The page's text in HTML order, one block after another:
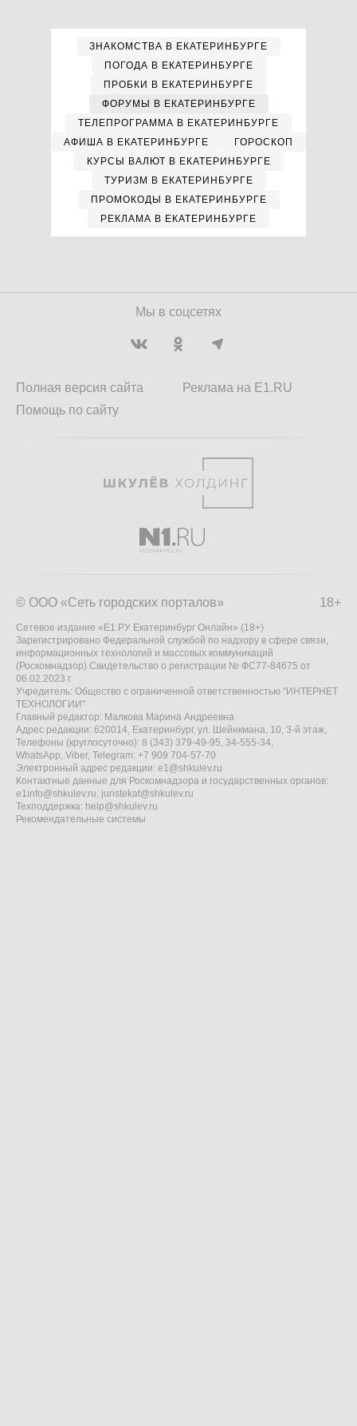
ЗНАКОМСТВА В ЕКАТЕРИНБУРГЕ
ПОГОДА В ЕКАТЕРИНБУРГЕ
ПРОБКИ В ЕКАТЕРИНБУРГЕ
ФОРУМЫ В ЕКАТЕРИНБУРГЕ
ТЕЛЕПРОГРАММА В ЕКАТЕРИНБУРГЕ
АФИША В ЕКАТЕРИНБУРГЕ
ГОРОСКОП
КУРСЫ ВАЛЮТ В ЕКАТЕРИНБУРГЕ
ТУРИЗМ В ЕКАТЕРИНБУРГЕ
ПРОМОКОДЫ В ЕКАТЕРИНБУРГЕ
РЕКЛАМА В ЕКАТЕРИНБУРГЕ
Мы в соцсетях
Полная версия сайта
Помощь по сайту
Реклама на E1.RU
18+
© ООО «Сеть городских порталов»
Сетевое издание «Е1.РУ Екатеринбург Онлайн» (18+)
Зарегистрировано Федеральной службой по надзору в сфере связи,
информационных технологий и массовых коммуникаций
(Роскомнадзор) Свидетельство о регистрации № ФС77-84675 от
06.02.2023 г.
Учредитель: Общество с ограниченной ответственностью "ИНТЕРНЕТ
ТЕХНОЛОГИИ"
Главный редактор: Малкова Марина Андреевна
Адрес редакции: 620014, Екатеринбург, ул. Шейнкмана, 10, 3-й этаж,
Телефоны (круглосуточно): 8 (343) 379-49-95, 34-555-34,
WhatsApp, Viber, Telegram: +7 909 704-57-70
Электронный адрес редакции: e1@shkulev.ru
Контактные данные для Роскомнадзора и государственных органов:
e1info@shkulev.ru, juristekat@shkulev.ru
Техподдержка: help@shkulev.ru
Рекомендательные системы